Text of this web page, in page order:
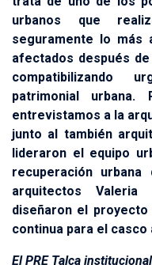
urbanos que
seguramente lo más
afectados después
compatibilizando
patrimonial
entrevistamos a la
junto al también
lideraron el equipo
recuperación
arquitectos
diseñaron el
continua para el casco
El PRE Talca